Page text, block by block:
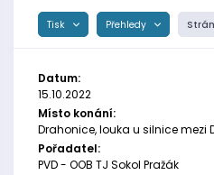
Tisk Přehledy
Datum:
15.10.2022
Místo konání:
Drahonice, louka u silnice mezi
Pořadatel:
PVD - OOB TJ Sokol Pražák